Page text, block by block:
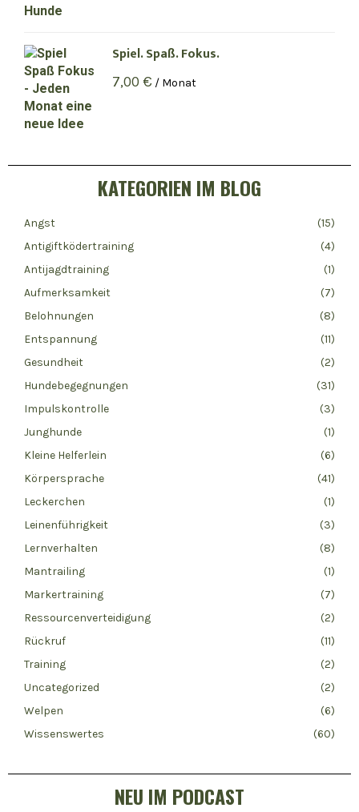
Spiel. Spaß. Fokus.
7,00 € / Monat
KATEGORIEN IM BLOG
Angst
(15)
Antigiftködertraining
(4)
Antijagdtraining
(1)
Aufmerksamkeit
(7)
Belohnungen
(8)
Entspannung
(11)
Gesundheit
(2)
Hundebegegnungen
(31)
Impulskontrolle
(3)
Junghunde
(1)
Kleine Helferlein
(6)
Körpersprache
(41)
Leckerchen
(1)
Leinenführigkeit
(3)
Lernverhalten
(8)
Mantrailing
(1)
Markertraining
(7)
Ressourcenverteidigung
(2)
Rückruf
(11)
Training
(2)
Uncategorized
(2)
Welpen
(6)
Wissenswertes
(60)
NEU IM PODCAST